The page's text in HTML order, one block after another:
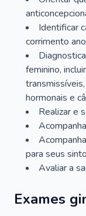
Identificar
corrimento
feminino,
hormonais e
Realizar e
para seus
Avaliar a
Exames